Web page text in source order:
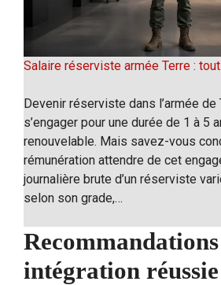
Salaire réserviste armée Terre :
Devenir réserviste dans l’armée de
s’engager pour une durée de 1 à 5
renouvelable. Mais savez-vous
rémunération attendre de cet
journalière brute d’un réserviste
selon son grade,…
intégration réussie